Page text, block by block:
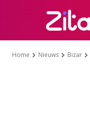
Home Nieuws Bizar